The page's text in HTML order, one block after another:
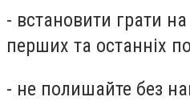
- встановити грати
перших та останніх
- не полишайте без